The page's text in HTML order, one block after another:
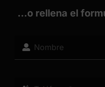
…o rellena el